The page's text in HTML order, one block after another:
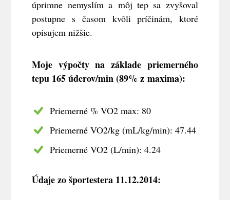
úprimne nemyslím a môj tep sa zvyšoval
postupne s časom kvôli príčinám, ktoré
opisujem nižšie.
Moje výpočty na základe priemerného
tepu 165 úderov/min (89% z maxima):
Priemerné % VO2 max: 80
Priemerné VO2/kg (mL/kg/min): 47.44
Priemerné VO2 (L/min): 4.24
Údaje zo športestera 11.12.2014: